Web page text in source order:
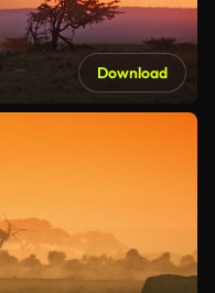
Download